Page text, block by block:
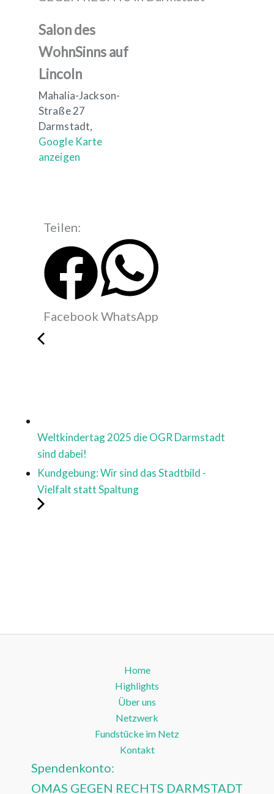
Salon des
WohnSinns auf
Lincoln
Mahalia-Jackson-
Straße 27
Darmstadt,
Google Karte
anzeigen
Teilen:
Facebook WhatsApp
Weltkindertag 2025 die OGR Darmstadt
sind dabei!
Kundgebung: Wir sind das Stadtbild -
Vielfalt statt Spaltung
Home
Highlights
Über uns
Netzwerk
Fundstücke im Netz
Kontakt
Spendenkonto:
OMAS GEGEN RECHTS DARMSTADT